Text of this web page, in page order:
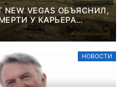
NEW VEGAS ОБЪЯСНИЛ,
У КАРЬЕРА
ВАМ ГОЛОВУ
НОВОСТИ